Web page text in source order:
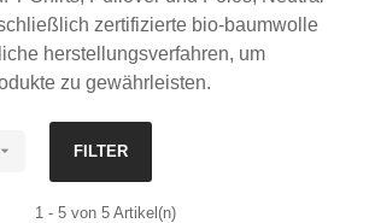
zertifizierte bio-baumwolle
herstellungsverfahren, um
zu gewährleisten.
 FILTER
1 - 5 von 5 Artikel(n)